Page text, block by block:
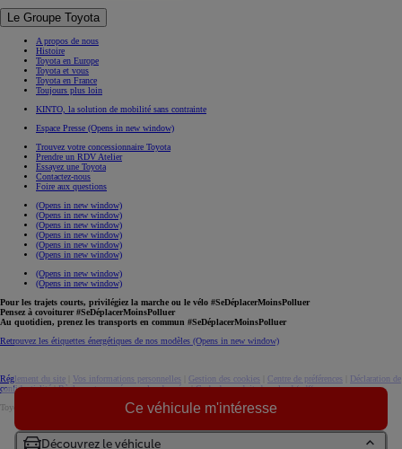
Ce véhicule m'intéresse
Découvrez le véhicule
Le Groupe Toyota
A propos de nous
Histoire
Toyota en Europe
Toyota et vous
Toyota en France
Toujours plus loin
KINTO, la solution de mobilité sans contrainte
Espace Presse (Opens in new window)
Trouvez votre concessionnaire Toyota
Prendre un RDV Atelier
Essayez une Toyota
Contactez-nous
Foire aux questions
(Opens in new window)
(Opens in new window)
(Opens in new window)
(Opens in new window)
(Opens in new window)
(Opens in new window)
(Opens in new window)
(Opens in new window)
Pour les trajets courts, privilégiez la marche ou le vélo #SeDéplacerMoinsPolluer
Pensez à covoiturer #SeDéplacerMoinsPolluer
Au quotidien, prenez les transports en commun #SeDéplacerMoinsPolluer
Retrouvez les étiquettes énergétiques de nos modèles (Opens in new window)
Réglement du site Vos informations personnelles Gestion des cookies Centre de préférences
Déclaration de
confidentialité|Règlement européen sur les données|Code de conduitedownload (pdf(
Toyota. Tous droits réservés. © 2026
Accessibilité : non conforme